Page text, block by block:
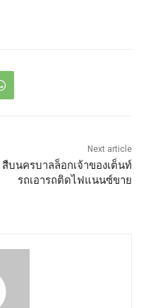
Next article
สืบนครบาลล็อกเจ้าของเต็นท์
รถเอารถติดไฟแนนซ์ขาย